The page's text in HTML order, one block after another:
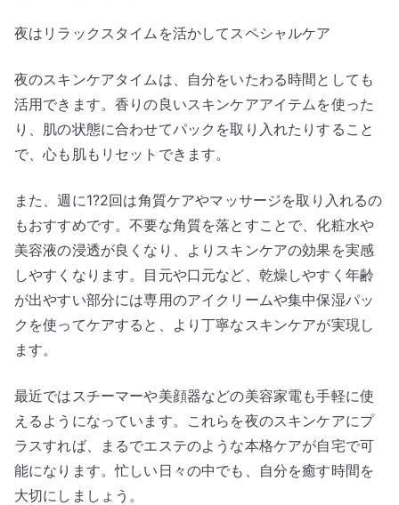
夜はリラックスタイムを活かしてスペシャルケア
夜のスキンケアタイムは、自分をいたわる時間としても
活用できます。香りの良いスキンケアアイテムを使った
り、肌の状態に合わせてパックを取り入れたりすること
で、心も肌もリセットできます。
また、週に1?2回は角質ケアやマッサージを取り入れるの
もおすすめです。不要な角質を落とすことで、化粧水や
美容液の浸透が良くなり、よりスキンケアの効果を実感
しやすくなります。目元や口元など、乾燥しやすく年齢
が出やすい部分には専用のアイクリームや集中保湿パッ
クを使ってケアすると、より丁寧なスキンケアが実現し
ます。
最近ではスチーマーや美顔器などの美容家電も手軽に使
えるようになっています。これらを夜のスキンケアにプ
ラスすれば、まるでエステのような本格ケアが自宅で可
能になります。忙しい日々の中でも、自分を癒す時間を
大切にしましょう。